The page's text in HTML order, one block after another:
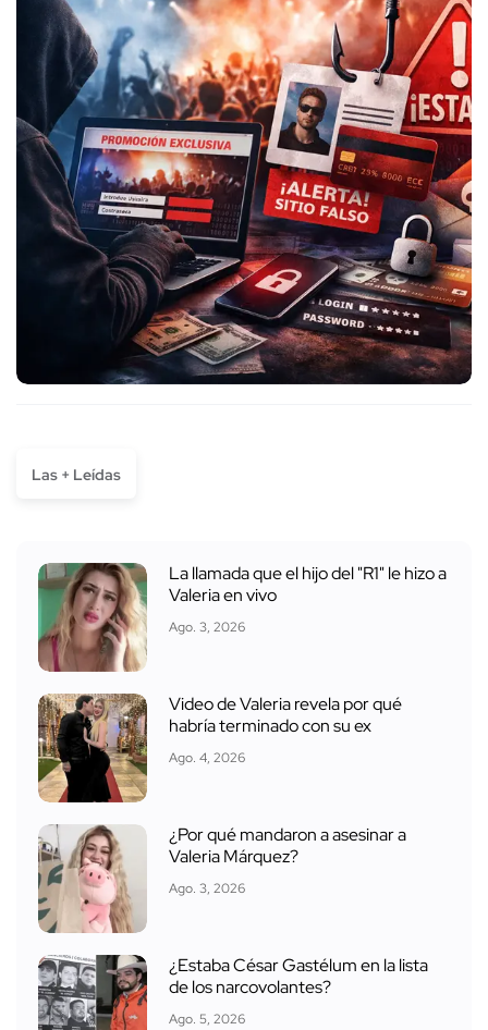
Las + Leídas
La llamada que el hijo del "R1" le hizo a
Valeria en vivo
Ago. 3, 2026
Video de Valeria revela por qué
habría terminado con su ex
Ago. 4, 2026
¿Por qué mandaron a asesinar a
Valeria Márquez?
Ago. 3, 2026
¿Estaba César Gastélum en la lista
de los narcovolantes?
Ago. 5, 2026